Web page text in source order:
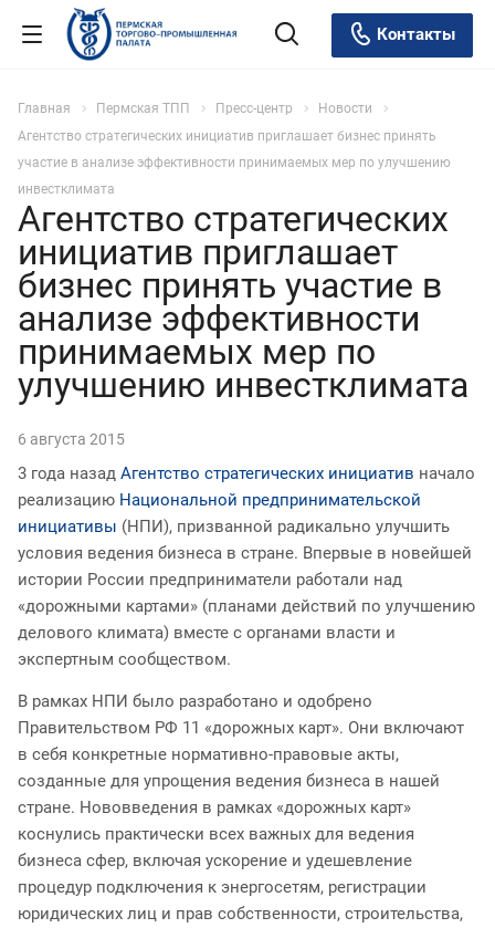
Контакты
Главная Пермская ТПП Пресс-центр
Новости
Агентство стратегических инициатив приглашает бизнес принять
участие в анализе эффективности принимаемых мер по улучшению
инвестклимата
Агентство стратегических
инициатив приглашает
бизнес принять участие в
анализе эффективности
принимаемых мер по
улучшению инвестклимата
6 августа 2015
3 года назад Агентство стратегических инициатив начало
реализацию Национальной предпринимательской
инициативы (НПИ), призванной радикально улучшить
условия ведения бизнеса в стране. Впервые в новейшей
истории России предприниматели работали над
«дорожными картами» (планами действий по улучшению
делового климата) вместе с органами власти и
экспертным сообществом.
В рамках НПИ было разработано и одобрено
Правительством РФ 11 «дорожных карт». Они включают
в себя конкретные нормативно-правовые акты,
созданные для упрощения ведения бизнеса в нашей
стране. Нововведения в рамках «дорожных карт»
коснулись практически всех важных для ведения
бизнеса сфер, включая ускорение и удешевление
процедур подключения к энергосетям, регистрации
юридических лиц и прав собственности, строительства,